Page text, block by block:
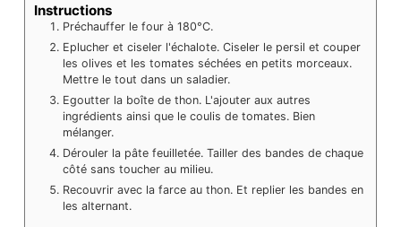
Instructions
Préchauffer le four à 180°C.
Eplucher et ciseler l'échalote. Ciseler le persil et couper
les olives et les tomates séchées en petits morceaux.
Mettre le tout dans un saladier.
Egoutter la boîte de thon. L'ajouter aux autres
ingrédients ainsi que le coulis de tomates. Bien
mélanger.
Dérouler la pâte feuilletée. Tailler des bandes de chaque
côté sans toucher au milieu.
Recouvrir avec la farce au thon. Et replier les bandes en
les alternant.